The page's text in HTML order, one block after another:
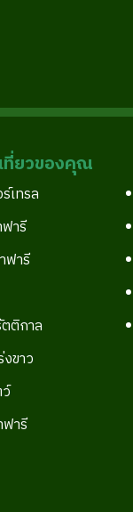
ที่ยวของคุณ
เทรล
ารี
ฟารี
ติกาล
ขาว
ารี